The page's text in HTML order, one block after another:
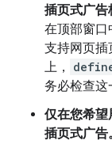
插页式广告
在顶部窗口
支持网页插
上，
务必检查这
仅在您希望
插页式广告